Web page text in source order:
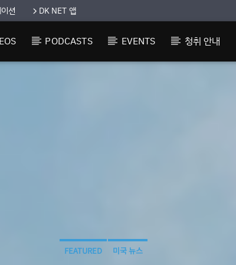
션 DK NET 앱
PODCASTS EVENTS 청취 안내
FEATURED 미국 뉴스